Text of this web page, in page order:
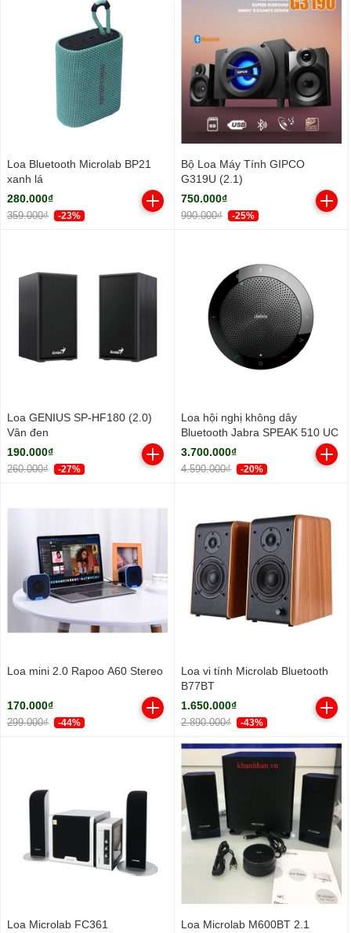
Loa Bluetooth Microlab BP21
xanh lá
280.000₫
359.000₫ -23%
Bộ Loa Máy Tính GIPCO
G319U (2.1)
750.000₫
990.000₫ -25%
Loa GENIUS SP-HF180 (2.0)
Vân đen
190.000₫
260.000₫ -27%
Loa hội nghị không dây
Bluetooth Jabra SPEAK 510 UC
3.700.000₫
4.590.000₫ -20%
Loa mini 2.0 Rapoo A60 Stereo
170.000₫
299.000₫ -44%
Loa vi tính Microlab Bluetooth
B77BT
1.650.000₫
2.890.000₫ -43%
Loa Microlab FC361
Loa Microlab M600BT 2.1